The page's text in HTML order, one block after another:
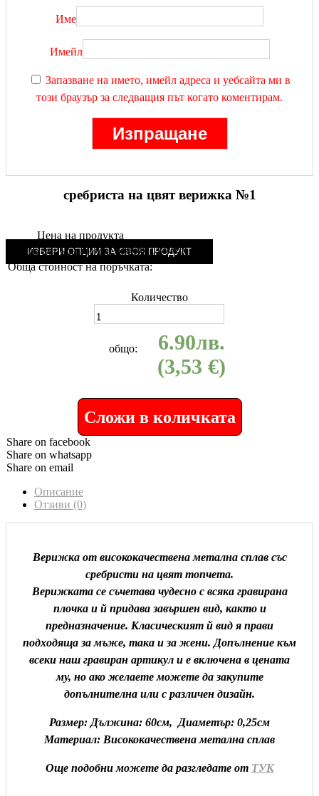
Име
Имейл
Запазване на името, имейл адреса и уебсайта ми в
този браузър за следващия път когато коментирам.
сребриста на цвят верижка №1
ИЗБЕРИ ОПЦИИ ЗА СВОЯ ПРОДУКТ
6.90лв. (3.53€)
Цена на продукта
Общо допълнителни опции:
Обща стойност на поръчката:
Количество
общо: 6.90лв.
(3,53 €)
Сложи в количката
Share on facebook
Share on whatsapp
Share on email
Описание
Отзиви (0)
Верижка от висококачествена метална сплав със
сребристи на цвят топчета.
Верижката се съчетава чудесно с всяка гравирана
плочка и й придава завършен вид, както и
предназначение. Класическият й вид я прави
подходяща за мъже, така и за жени. Допълнение към
всеки наш гравиран артикул и е включена в цената
му, но ако желаете можете да закупите
допълнителна или с различен дизайн.
Размер: Дължина: 60см, Диаметър: 0,25см
Материал: Висококачествена метална сплав
Още подобни можете да разгледате от ТУК